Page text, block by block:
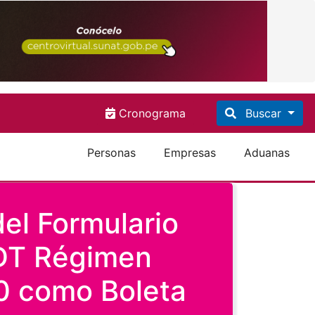
Cronograma Buscar
Personas Empresas Aduanas
Formulario
Régimen
como Boleta